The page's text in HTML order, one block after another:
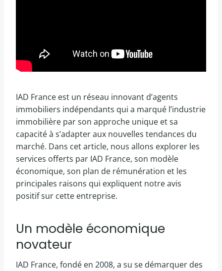
IAD France est un réseau innovant d’agents
immobiliers indépendants qui a marqué l’industrie
immobilière par son approche unique et sa
capacité à s’adapter aux nouvelles tendances du
marché. Dans cet article, nous allons explorer les
services offerts par IAD France, son modèle
économique, son plan de rémunération et les
principales raisons qui expliquent notre avis
positif sur cette entreprise.
Un modèle économique
novateur
IAD France, fondé en 2008, a su se démarquer des